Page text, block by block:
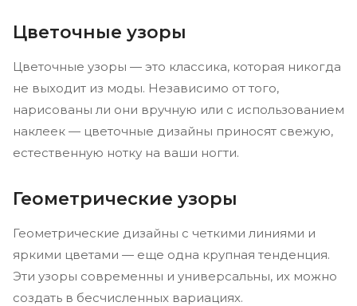
Цветочные узоры
Цветочные узоры — это классика, которая никогда
не выходит из моды. Независимо от того,
нарисованы ли они вручную или с использованием
наклеек — цветочные дизайны приносят свежую,
естественную нотку на ваши ногти.
Геометрические узоры
Геометрические дизайны с четкими линиями и
яркими цветами — еще одна крупная тенденция.
Эти узоры современны и универсальны, их можно
создать в бесчисленных вариациях.